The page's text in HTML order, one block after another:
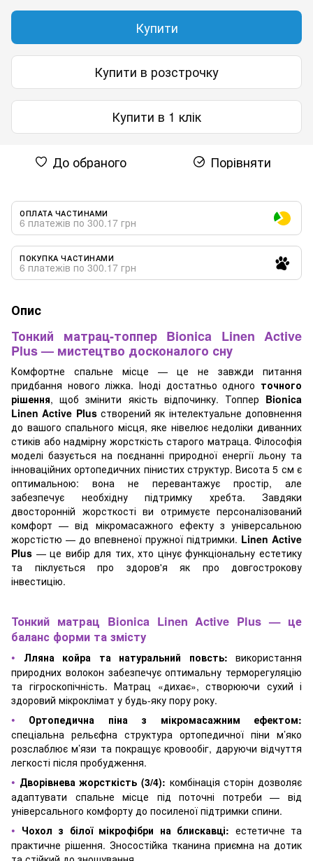
Купити
Купити в розстрочку
Купити в 1 клік
До обраного Порівняти
ОПЛАТА ЧАСТИНАМИ
6 платежів по 300.17 грн
ПОКУПКА ЧАСТИНАМИ
6 платежів по 300.17 грн
Опис
Тонкий матрац-топпер Bionica Linen Active
Plus — мистецтво досконалого сну
Комфортне спальне місце — це не завжди питання
придбання нового ліжка. Іноді достатньо одного точного
рішення, щоб змінити якість відпочинку. Топпер Bionica
Linen Active Plusстворений як інтелектуальне доповнення
до вашого спального місця, яке нівелює недоліки диванних
стиків або надмірну жорсткість старого матраца. Філософія
моделі базується на поєднанні природної енергії льону та
інноваційних ортопедичних пінистих структур. Висота 5 см є
оптимальною: вона не перевантажує простір, але
забезпечує необхідну підтримку хребта. Завдяки
двосторонній жорсткості ви отримуєте персоналізований
комфорт — від мікромасажного ефекту з універсальною
жорстістю — до впевненої пружної підтримки. Linen Active
Plus — це вибір для тих, хто цінує функціональну естетику
та піклується про здоров'я як про довгострокову
інвестицію.
Тонкий матрац Bionica Linen Active Plus — це
баланс форми та змісту
• Лляна койра та натуральний повсть: використання
природних волокон забезпечує оптимальну терморегуляцію
та гігроскопічність. Матрац «дихає», створюючи сухий і
здоровий мікроклімат у будь-яку пору року.
• Ортопедична піна з мікромасажним ефектом:
спеціальна рельєфна структура ортопедичної піни м’яко
розслаблює м’язи та покращує кровообіг, даруючи відчуття
легкості після пробудження.
• Дворівнева жорсткість (3/4): комбінація сторін дозволяє
адаптувати спальне місце під поточні потреби — від
універсального комфорту до посиленої підтримки спини.
• Чохол з білої мікрофібри на блискавці: естетичне та
практичне рішення. Зносостійка тканина приємна на дотик